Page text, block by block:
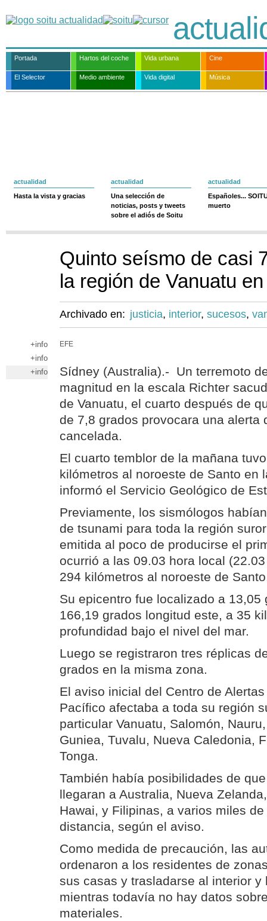
Portada Hartos del coche Vida urbana Cine
El Selector Medio ambiente Vida digital Música
actualidad
Hasta la vista y gracias
actualidad
Una selección de
noticias, posts y tweets
sobre el adiós de Soitu
actualidad
Españoles...
muerto
Quinto seísmo de casi
la región de Vanuatu
Archivado en: justicia, interior, sucesos,
+info
+info
+info
EFE
Sídney (Australia).- Un terremoto
magnitud en la escala Richter
de Vanuatu, el cuarto después de
de 7,8 grados provocara una alerta
cancelada.
El cuarto temblor de la mañana
kilómetros al noroeste de Santo en
informó el Servicio Geológico de
Previamente, los sismólogos
de tsunami para toda la región
emitida al poco de producirse el
ocurrió a las 09.03 hora local
294 kilómetros al noroeste de
Su epicentro fue localizado a 13,05
166,19 grados longitud este, a 35
profundidad bajo el nivel del mar.
Luego se registraron tres réplicas
grados en la misma zona.
El aviso inicial del Centro de
Pacífico afectaba a toda su región
particular Vanuatu, Salomón,
Guniea, Tuvalu, Nueva Caledonia,
Tonga.
También había posibilidades de
llegaran a Australia, Nueva
Hawai, y Filipinas, a varios miles
distancia, según el aviso.
Como medida de precaución, las
ordenaron a los residentes de
sus casas y trasladarse al interior y
mientras todavía no hay datos
materiales.